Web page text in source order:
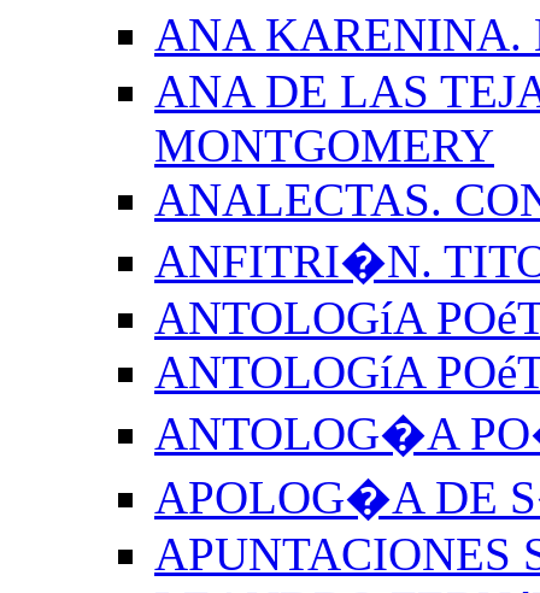
ANA
ANA DE LAS
MONTGOMERY
ANALECTAS.
ANFITRI�N.
ANTOLOGíA
ANTOLOGíA
ANTOLOG�A
APOLOG�A DE
APUNTACIONES